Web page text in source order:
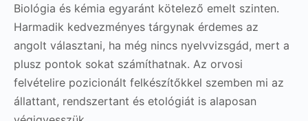
Biológia és kémia egyaránt kötelező emelt szinten.
Harmadik kedvezményes tárgynak érdemes az
angolt választani, ha még nincs nyelvvizsgád, mert a
plusz pontok sokat számíthatnak. Az orvosi
felvételire pozicionált felkészítőkkel szemben mi az
állattant, rendszertant és etológiát is alaposan